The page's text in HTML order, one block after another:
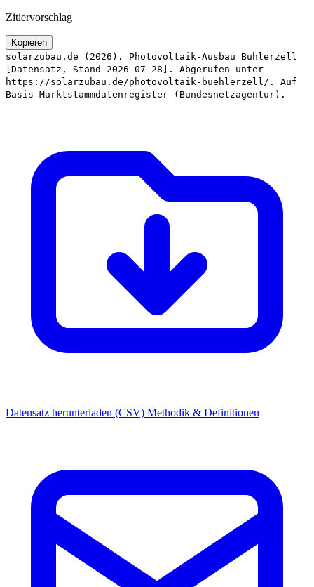
Zitiervorschlag
Kopieren
solarzubau.de (2026). Photovoltaik-Ausbau Bühlerzell
[Datensatz, Stand 2026-07-28]. Abgerufen unter
https://solarzubau.de/photovoltaik-buehlerzell/. Auf
Basis Marktstammdatenregister (Bundesnetzagentur).
Datensatz herunterladen (CSV) Methodik & Definitionen